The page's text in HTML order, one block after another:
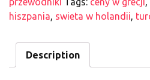
hiszpania, swieta w holandii,
Description